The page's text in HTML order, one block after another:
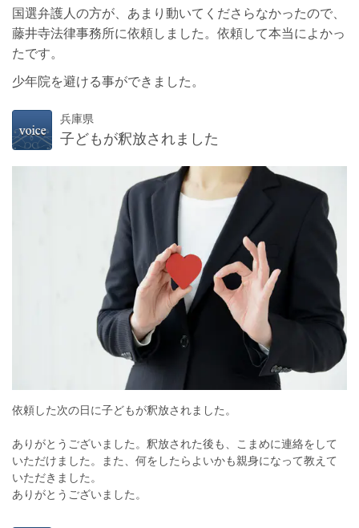
国選弁護人の方が、あまり動いてくださらなかったので、
藤井寺法律事務所に依頼しました。依頼して本当によかっ
たです。
少年院を避ける事ができました。
兵庫県
子どもが釈放されました
依頼した次の日に子どもが釈放されました。
ありがとうございました。釈放された後も、こまめに連絡をして
いただけました。また、何をしたらよいかも親身になって教えて
いただきました。
ありがとうございました。